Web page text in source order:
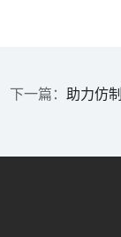
助力仿制药研发，